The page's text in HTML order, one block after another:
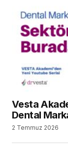
Vesta
Dental
2 Temmuz 2026